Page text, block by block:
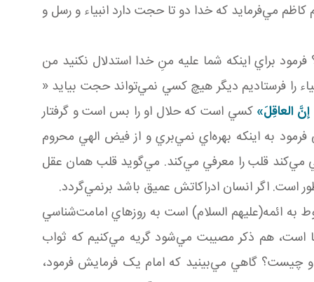
مي‌فرمايد که خدا دو تا حجت دارد انبياء و رسل و
براي اينکه شما عليه منِ خدا استدلال نکنيد من
را فرستاديم ديگر هيچ کسي نمي‌تواند حجت بيايد «
العاقِلَ» کسي است که حلال او را بس است و گرفتار
به اينکه بهره‌اي نمي‌بري و از فيض الهي محروم
مي‌کند قلب را معرفي مي‌کند. مي‌گويد قلب همان عقل
است. اگر انسان ادراکاتش عميق باشد برنمي‌گردد.
ائمه(عليهم السلام) است به روزهاي امامت‌شناسي
است، هم ذکر مصيبت مي‌شود گريه مي‌کنيم که ثواب
گاهي مي‌بينيد که امام يک فرمايش فرمود،